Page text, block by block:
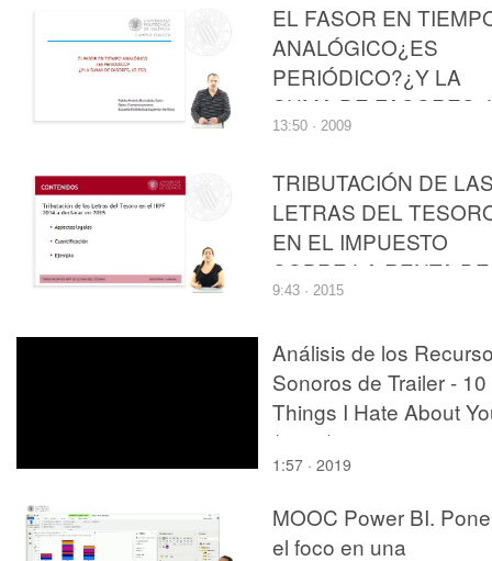
EL FASOR EN
ANALÓGICO¿ES
PERIÓDICO?¿Y LA
SUMA DE FASORES,
ES?
13:50 · 2009
TRIBUTACIÓN DE
LETRAS DEL
EN EL IMPUESTO
SOBRE LA RENTA DE
LAS PERSONAS
9:43 · 2015
Análisis de los
Sonoros de Trailer - 10
Things I Hate About
(1999)
1:57 · 2019
MOOC Power BI.
el foco en una